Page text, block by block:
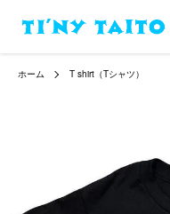
ホーム T shirt（Tシャツ）